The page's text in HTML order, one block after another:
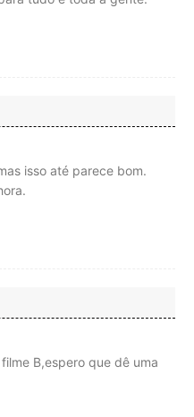
isso até parece bom.
B,espero que dê uma